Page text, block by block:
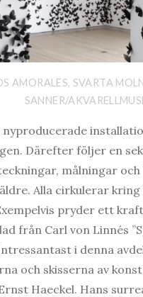
AMORALES, SVARTA
SANNER/
nyproducerade
Därefter följer en
målningar
Alla cirkulerar kring
pryder ett
från Carl von Linnés
i denna
och skisserna av
Haeckel. Hans